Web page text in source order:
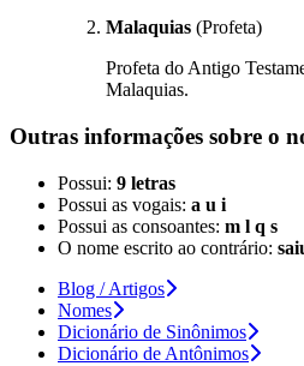
Malaquias (Profeta)
Profeta do Antigo
Malaquias.
Outras informações sobre o
Possui: 9 letras
Possui as vogais: a u i
Possui as consoantes: m l q s
O nome escrito ao contrário:
Blog / Artigos
Nomes
Dicionário de Sinônimos
Dicionário de Antônimos